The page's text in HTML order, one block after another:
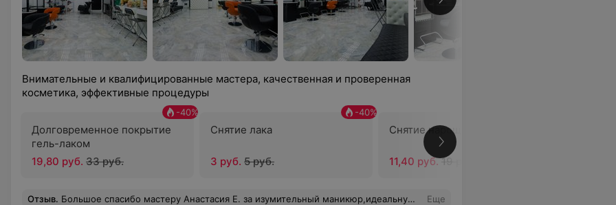
Внимательные и квалифицированные мастера, качественная и проверенная
косметика, эффективные процедуры
Долговременное покрытие
гель-лаком
-40%
19,80 руб. 33 руб.
Снятие лака
-40%
3 руб. 5 руб.
Снятие нарощеных ногтей
11,40 руб. 19 руб.
Отзыв. Большое спасибо мастеру Анастасия Е. за изумительный маникюр,идеальную кутикулу.И педикюр делаю только у неё,мои ножки после процедуры мягкие и невесомые.Теперь только к ней и хожу.Все мастера хороши,девочки-пчелки стараются,но Анастасия -это мой человек,мой мастер.Да-студия благодарю за уютную атмосферу и вкусный кофе! Еще